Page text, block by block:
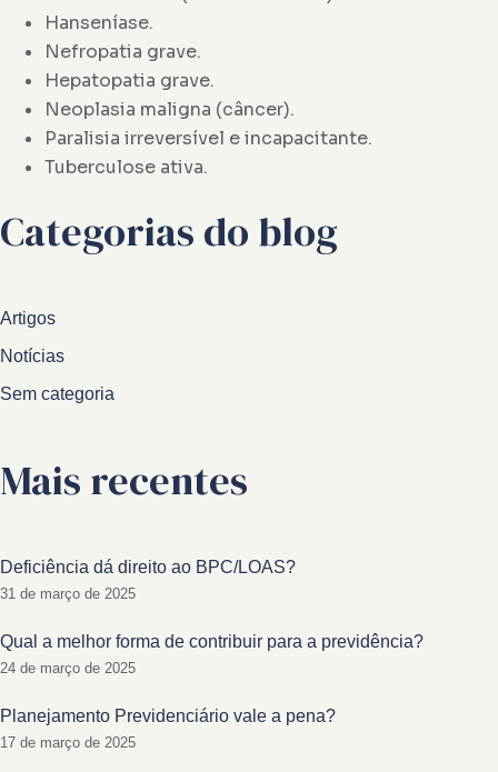
Hanseníase.
Nefropatia grave.
Hepatopatia grave.
Neoplasia maligna (câncer).
Paralisia irreversível e incapacitante.
Tuberculose ativa.
Categorias do blog
Artigos
Notícias
Sem categoria
Mais recentes
Deficiência dá direito ao BPC/LOAS?
31 de março de 2025
Qual a melhor forma de contribuir para a previdência?
24 de março de 2025
Planejamento Previdenciário vale a pena?
17 de março de 2025